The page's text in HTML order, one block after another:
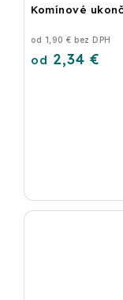
Komínové
od 1,90 € bez DPH
od 2,34 €